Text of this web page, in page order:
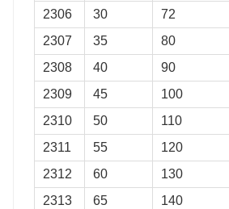
2306 30 72
2307
35 80
2308
40 90
2309
45 100
2310
50 110
2311
55 120
2312
60 130
2313
65 140